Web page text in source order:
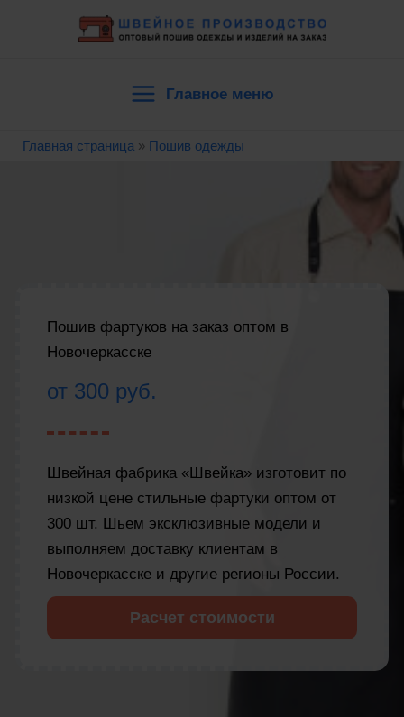
Menu
Главное меню
Главная страница » Пошив одежды
Пошив фартуков на заказ оптом в
Новочеркасске
от 300 руб.
Швейная фабрика «Швейка» изготовит по
низкой цене стильные фартуки оптом от
300 шт. Шьем эксклюзивные модели и
выполняем доставку клиентам в
Новочеркасске и другие регионы России.
Расчет стоимости